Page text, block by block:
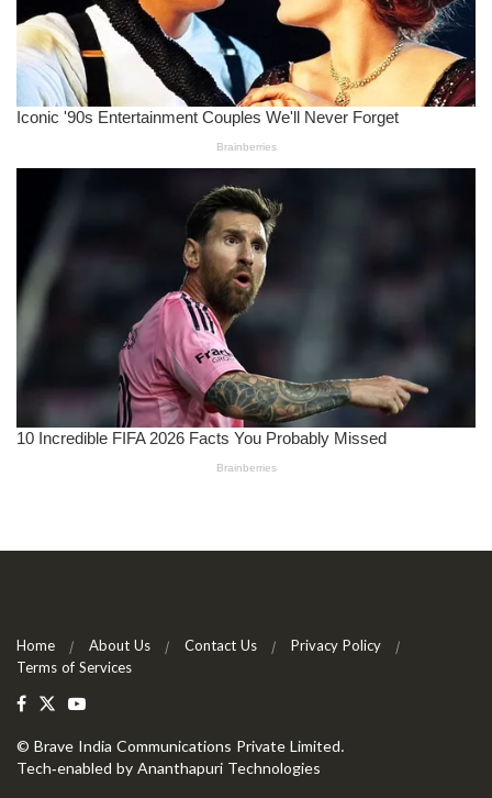
Home About Us Contact Us
Privacy Policy
Terms of Services
© Brave India Communications Private Limited.
Tech-enabled by Ananthapuri Technologies